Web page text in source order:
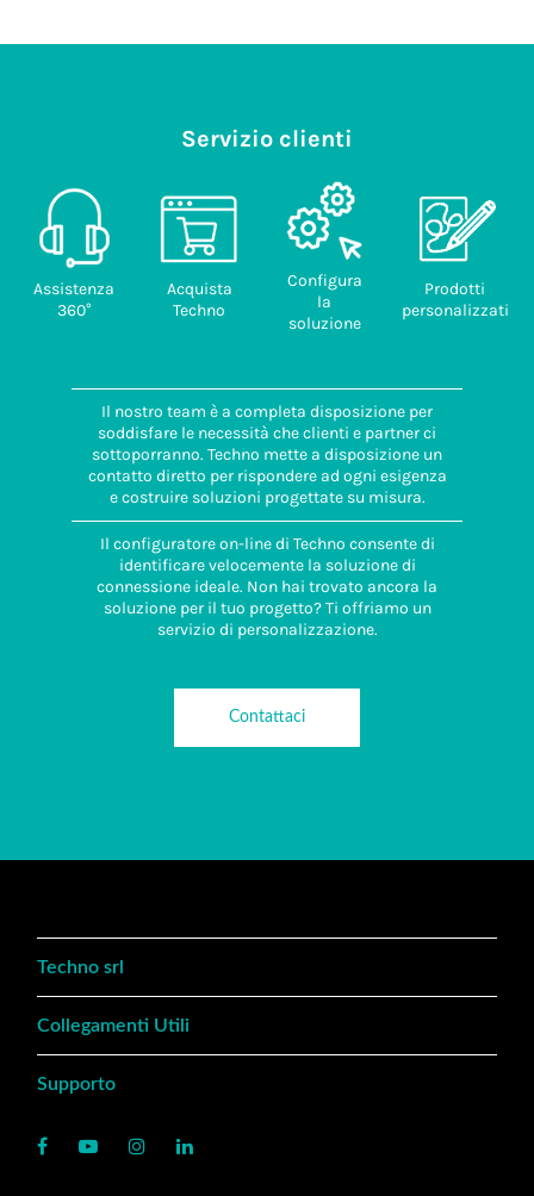
Servizio clienti
Assistenza
360°
Acquista
Techno
Configura
la
soluzione
Prodotti
personalizzati
Il nostro team è a completa disposizione per
soddisfare le necessità che clienti e partner ci
sottoporranno. Techno mette a disposizione un
contatto diretto per rispondere ad ogni esigenza
e costruire soluzioni progettate su misura.
Il configuratore on-line di Techno consente di
identificare velocemente la soluzione di
connessione ideale. Non hai trovato ancora la
soluzione per il tuo progetto? Ti offriamo un
servizio di personalizzazione.
Contattaci
Techno srl
Collegamenti Utili
Supporto